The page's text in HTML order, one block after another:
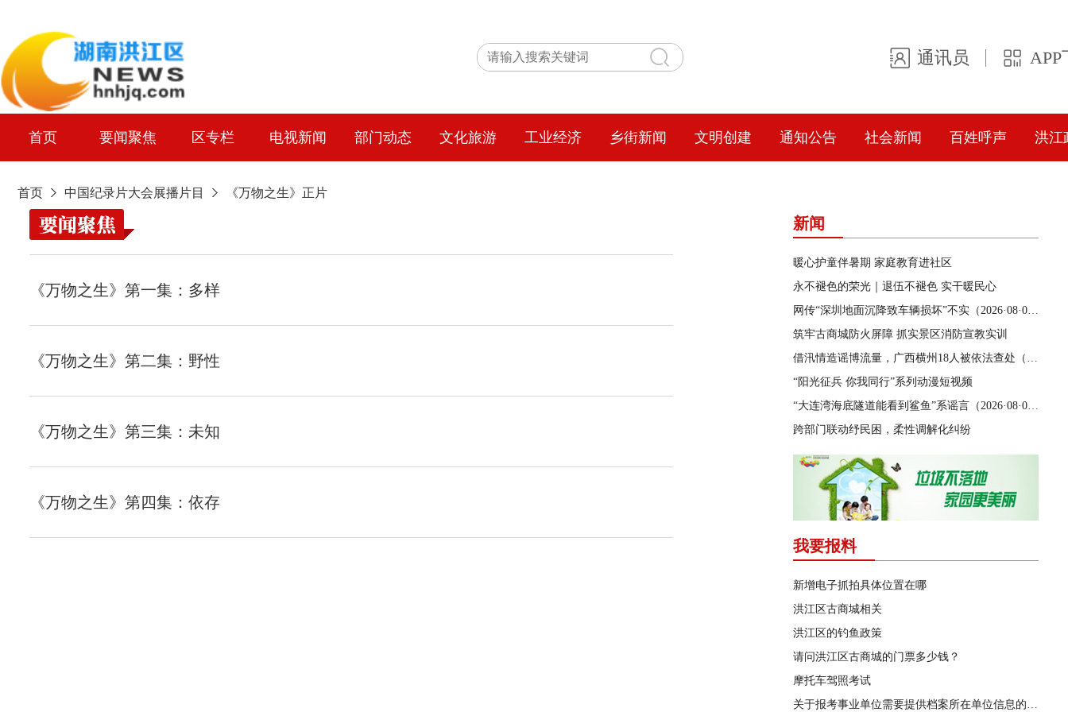
通讯员 APP
首页 要闻聚焦 区专栏 电视新闻 部门动态 文化旅游 工业经济 乡街新闻 文明创建 通知公告 社会新闻 百姓呼声 洪江
首页 中国纪录片大会展播片目 《万物之生》正片
《万物之生》第一集：多样
《万物之生》第二集：野性
《万物之生》第三集：未知
《万物之生》第四集：依存
新闻
暖心护童伴暑期 家庭教育进社区
永不褪色的荣光｜退伍不褪色 实干暖民心
网传“深圳地面沉降致车辆损坏”不实（2026·08·06）
筑牢古商城防火屏障 抓实景区消防宣教实训
借汛情造谣博流量，广西横州18人被依法查处（2026·08·05）
“阳光征兵 你我同行”系列动漫短视频
“大连湾海底隧道能看到鲨鱼”系谣言（2026·08·04）
跨部门联动纾民困，柔性调解化纠纷
我要报料
新增电子抓拍具体位置在哪
洪江区古商城相关
洪江区的钓鱼政策
请问洪江区古商城的门票多少钱？
摩托车驾照考试
关于报考事业单位需要提供档案所在单位信息的问题